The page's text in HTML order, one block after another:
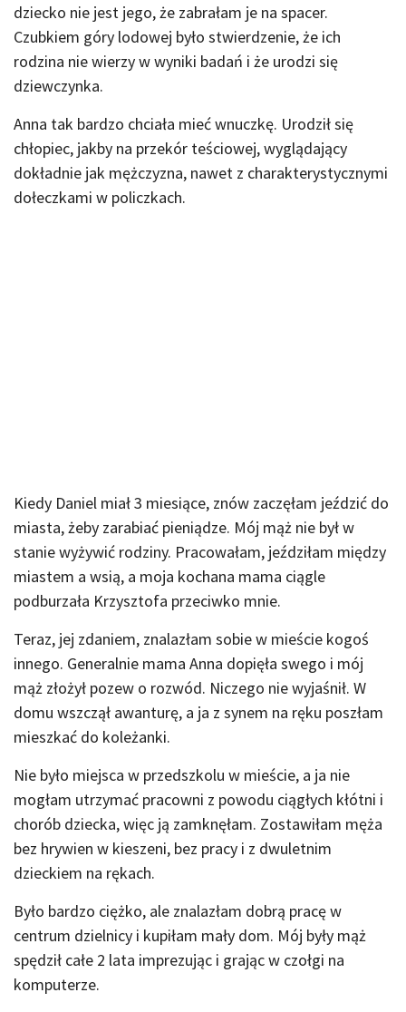
dziecko nie jest jego, że zabrałam je na spacer.
Czubkiem góry lodowej było stwierdzenie, że ich
rodzina nie wierzy w wyniki badań i że urodzi się
dziewczynka.
Anna tak bardzo chciała mieć wnuczkę. Urodził się
chłopiec, jakby na przekór teściowej, wyglądający
dokładnie jak mężczyzna, nawet z charakterystycznymi
dołeczkami w policzkach.
Kiedy Daniel miał 3 miesiące, znów zaczęłam jeździć do
miasta, żeby zarabiać pieniądze. Mój mąż nie był w
stanie wyżywić rodziny. Pracowałam, jeździłam między
miastem a wsią, a moja kochana mama ciągle
podburzała Krzysztofa przeciwko mnie.
Teraz, jej zdaniem, znalazłam sobie w mieście kogoś
innego. Generalnie mama Anna dopięła swego i mój
mąż złożył pozew o rozwód. Niczego nie wyjaśnił. W
domu wszczął awanturę, a ja z synem na ręku poszłam
mieszkać do koleżanki.
Nie było miejsca w przedszkolu w mieście, a ja nie
mogłam utrzymać pracowni z powodu ciągłych kłótni i
chorób dziecka, więc ją zamknęłam. Zostawiłam męża
bez hrywien w kieszeni, bez pracy i z dwuletnim
dzieckiem na rękach.
Było bardzo ciężko, ale znalazłam dobrą pracę w
centrum dzielnicy i kupiłam mały dom. Mój były mąż
spędził całe 2 lata imprezując i grając w czołgi na
komputerze.